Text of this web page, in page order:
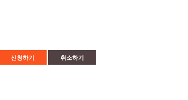
신청하기 취소하기